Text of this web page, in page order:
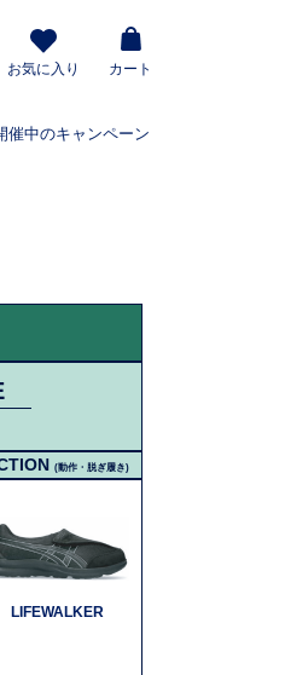
お気に入り カート
催中のキャンペーン
(動作・脱ぎ履き)
LIFEWALKER